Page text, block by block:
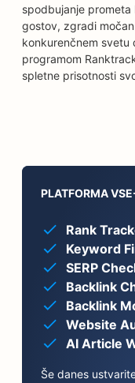
spodbujanje
gostov, zgradi
konkurenčnem svetu
programom
spletne prisotnosti
PLATFORMA
Rank
Keyword
SERP
Backlink
Backlink
Website
AI Article
Še danes